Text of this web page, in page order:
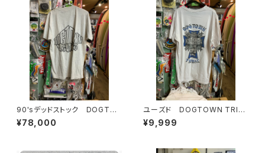
90'sデッドストック DOGTO
WN
¥78,000
ユーズド DOGTOWN TRIB
AL メンズTシャツ
¥9,999